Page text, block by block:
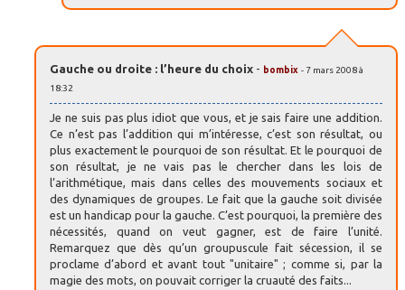
Gauche ou droite : l’heure du choix - bombix - 7 mars 2008 à
18:32
Je ne suis pas plus idiot que vous, et je sais faire une addition.
Ce n’est pas l’addition qui m’intéresse, c’est son résultat, ou
plus exactement le pourquoi de son résultat. Et le pourquoi de
son résultat, je ne vais pas le chercher dans les lois de
l’arithmétique, mais dans celles des mouvements sociaux et
des dynamiques de groupes. Le fait que la gauche soit divisée
est un handicap pour la gauche. C’est pourquoi, la première des
nécessités, quand on veut gagner, est de faire l’unité.
Remarquez que dès qu’un groupuscule fait sécession, il se
proclame d’abord et avant tout "unitaire" ; comme si, par la
magie des mots, on pouvait corriger la cruauté des faits...